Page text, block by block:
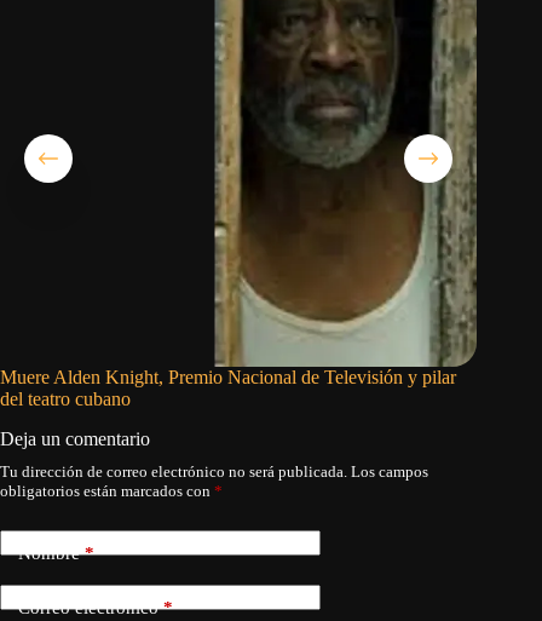
Muere Alden Knight, Premio Nacional de Televisión y pilar
del teatro cubano
Deja un comentario
Tu dirección de correo electrónico no será publicada. Los campos
obligatorios están marcados con *
Nombre*
Correo electrónico*